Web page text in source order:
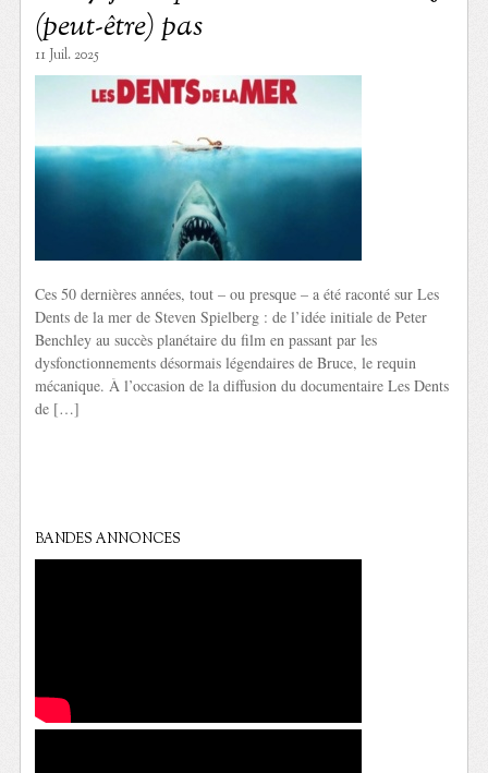
(peut-être) pas
11 Juil. 2025
Ces 50 dernières années, tout – ou presque – a été raconté sur Les
Dents de la mer de Steven Spielberg : de l’idée initiale de Peter
Benchley au succès planétaire du film en passant par les
dysfonctionnements désormais légendaires de Bruce, le requin
mécanique. À l’occasion de la diffusion du documentaire Les Dents
de […]
BANDES ANNONCES